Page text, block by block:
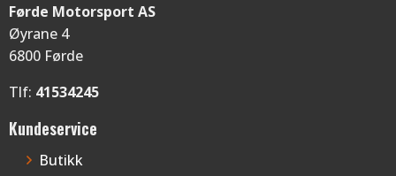
Førde Motorsport AS
Øyrane 4
6800 Førde
Tlf: 41534245
Kundeservice
Butikk